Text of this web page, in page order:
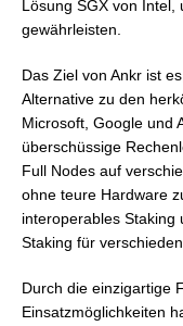
Lösung SGX von
gewährleisten.
Das Ziel von Ankr ist
Alternative zu den
Microsoft, Google und
überschüssige
Full Nodes auf
ohne teure Hardware
interoperables Staking
Staking für
Durch die einzigartige
Einsatzmöglichkeiten